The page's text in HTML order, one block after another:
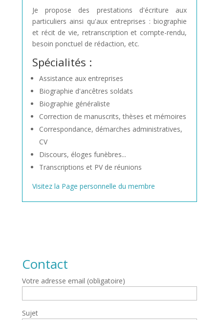
Je propose des prestations d'écriture aux
particuliers ainsi qu'aux entreprises : biographie
et récit de vie, retranscription et compte-rendu,
besoin ponctuel de rédaction, etc.
Spécialités :
Assistance aux entreprises
Biographie d'ancêtres soldats
Biographie généraliste
Correction de manuscrits, thèses et mémoires
Correspondance, démarches administratives,
CV
Discours, éloges funèbres...
Transcriptions et PV de réunions
Visitez la Page personnelle du membre
Contact
Votre adresse email (obligatoire)
Sujet